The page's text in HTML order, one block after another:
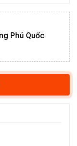
Phú Quốc